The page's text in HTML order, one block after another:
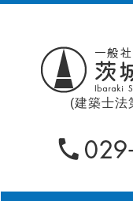
(建築士法